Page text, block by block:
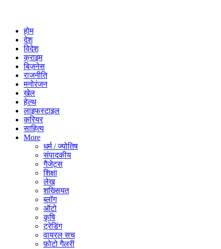
होम
देश
विदेश
क्राइम
बिज़नेस
राजनीति
मनोरंजन
खेल
हेल्थ
लाइफस्टाइल
करियर
साहित्य
More
धर्म / ज्योतिष
संपादकीय
गैजेट्स
शिक्षा
लेख
शख्सियत
ब्लॉग
ऑटो
कृषि
ट्रेडिंग
वायरल सच
फ़ोटो गैलरी